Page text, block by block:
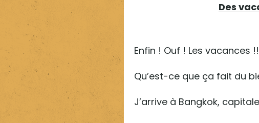
Des
Enfin ! Ouf ! Les vacances
Qu’est-ce que ça fait du
J’arrive à Bangkok,